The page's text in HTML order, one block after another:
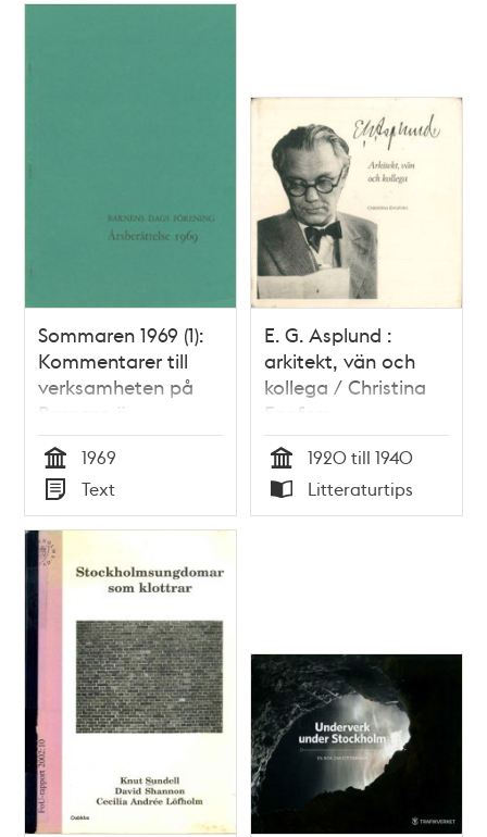
Sommaren 1969 (1):
Kommentarer till
verksamheten på
Barnens ö
Tid
1969
Typ
Text
E. G. Asplund :
arkitekt, vän och
kollega / Christina
Engfors
Tid
1920 till 1940
Typ
Litteraturtips